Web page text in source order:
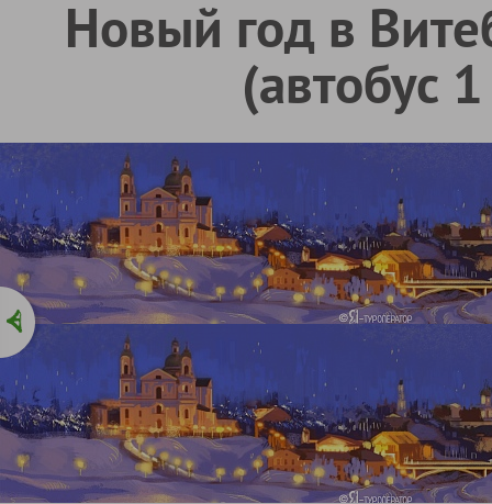
Новый год в
(автобус